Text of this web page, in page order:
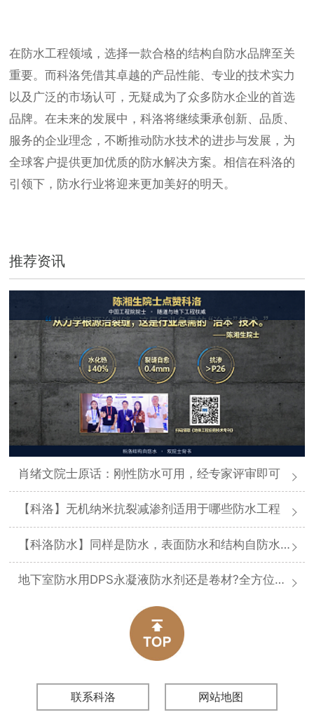
在防水工程领域，选择一款合格的结构自防水品牌至关
重要。而科洛凭借其卓越的产品性能、专业的技术实力
以及广泛的市场认可，无疑成为了众多防水企业的首选
品牌。在未来的发展中，科洛将继续秉承创新、品质、
服务的企业理念，不断推动防水技术的进步与发展，为
全球客户提供更加优质的防水解决方案。相信在科洛的
引领下，防水行业将迎来更加美好的明天。
推荐资讯
肖绪文院士原话：刚性防水可用，经专家评审即可
【科洛】无机纳米抗裂减渗剂适用于哪些防水工程
【科洛防水】同样是防水，表面防水和结构自防水差在哪
地下室防水用DPS永凝液防水剂还是卷材?全方位对比分析
联系科洛 网站地图